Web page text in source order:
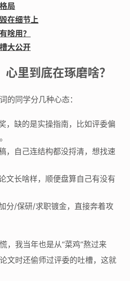
局
在细节上
啥用？
大公开
里到底在琢磨啥？
的同学分几种心态：
，缺的是实操指南，比如评委偏
，自己连结构都没捋清，想找速
文长啥样，顺便盘算自己有没有
分/保研/求职镀金，直接奔着攻
，我当年也是从“菜鸡”熬过来
文时还偷师过评委的吐槽，这就